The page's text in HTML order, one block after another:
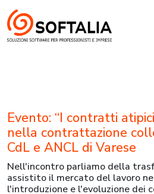
Evento: “I contratti
nella contrattazione
CdL e ANCL di Varese
Nell'incontro parliamo della
assistito il mercato del lavoro
l'introduzione e l'evoluzione dei